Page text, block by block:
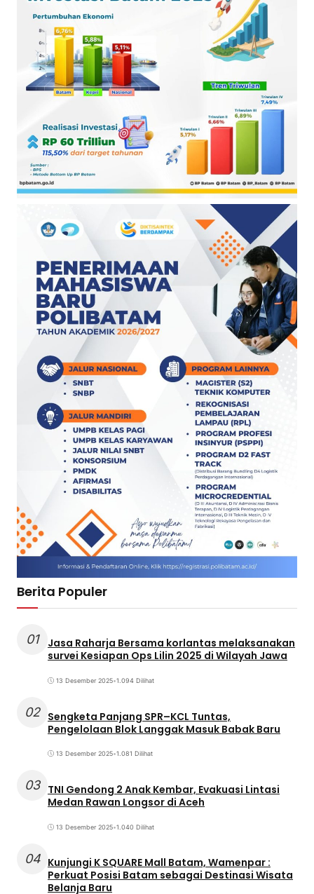
Berita Populer
01
Jasa Raharja Bersama korlantas melaksanakan
survei Kesiapan Ops Lilin 2025 di Wilayah Jawa
13 Desember 2025•1.094 Dilihat
02 Sengketa Panjang SPR–KCL Tuntas,
Pengelolaan Blok Langgak Masuk Babak Baru
13 Desember 2025•1.081 Dilihat
03 TNI Gendong 2 Anak Kembar, Evakuasi Lintasi
Medan Rawan Longsor di Aceh
13 Desember 2025•1.040 Dilihat
04 Kunjungi K SQUARE Mall Batam, Wamenpar :
Perkuat Posisi Batam sebagai Destinasi Wisata
Belanja Baru